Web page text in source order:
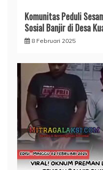
Komunitas Peduli
Sosial Banjir di Desa
8 Februari 2025